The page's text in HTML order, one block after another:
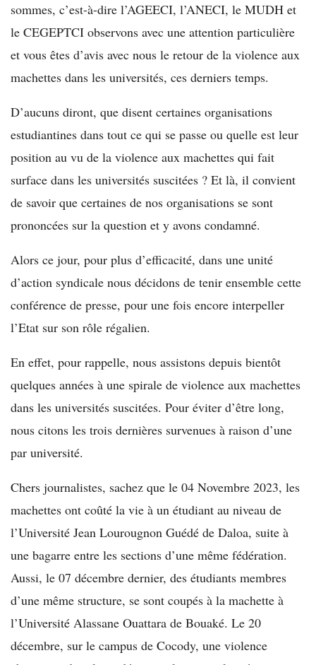
sommes, c’est-à-dire l’AGEECI, l’ANECI, le MUDH et
le CEGEPTCI observons avec une attention particulière
et vous êtes d’avis avec nous le retour de la violence aux
machettes dans les universités, ces derniers temps.
D’aucuns diront, que disent certaines organisations
estudiantines dans tout ce qui se passe ou quelle est leur
position au vu de la violence aux machettes qui fait
surface dans les universités suscitées ? Et là, il convient
de savoir que certaines de nos organisations se sont
prononcées sur la question et y avons condamné.
Alors ce jour, pour plus d’efficacité, dans une unité
d’action syndicale nous décidons de tenir ensemble cette
conférence de presse, pour une fois encore interpeller
l’Etat sur son rôle régalien.
En effet, pour rappelle, nous assistons depuis bientôt
quelques années à une spirale de violence aux machettes
dans les universités suscitées. Pour éviter d’être long,
nous citons les trois dernières survenues à raison d’une
par université.
Chers journalistes, sachez que le 04 Novembre 2023, les
machettes ont coûté la vie à un étudiant au niveau de
l’Université Jean Lourougnon Guédé de Daloa, suite à
une bagarre entre les sections d’une même fédération.
Aussi, le 07 décembre dernier, des étudiants membres
d’une même structure, se sont coupés à la machette à
l’Université Alassane Ouattara de Bouaké. Le 20
décembre, sur le campus de Cocody, une violence